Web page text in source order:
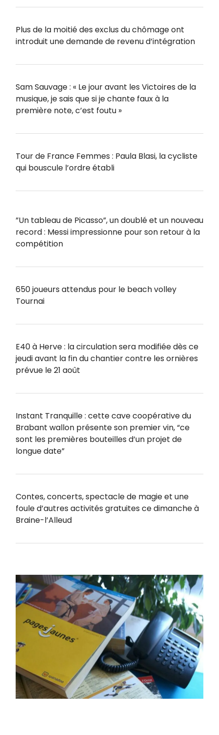
Plus de la moitié des exclus du chômage ont
introduit une demande de revenu d’intégration
Sam Sauvage : « Le jour avant les Victoires de la
musique, je sais que si je chante faux à la
première note, c’est foutu »
Tour de France Femmes : Paula Blasi, la cycliste
qui bouscule l’ordre établi
”Un tableau de Picasso”, un doublé et un nouveau
record : Messi impressionne pour son retour à la
compétition
650 joueurs attendus pour le beach volley
Tournai
E40 à Herve : la circulation sera modifiée dès ce
jeudi avant la fin du chantier contre les ornières
prévue le 21 août
Instant Tranquille : cette cave coopérative du
Brabant wallon présente son premier vin, “ce
sont les premières bouteilles d’un projet de
longue date”
Contes, concerts, spectacle de magie et une
foule d’autres activités gratuites ce dimanche à
Braine-l’Alleud